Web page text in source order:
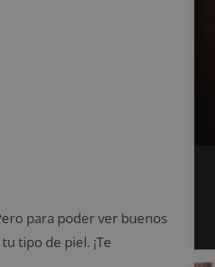
para poder ver buenos
tipo de piel. ¡Te